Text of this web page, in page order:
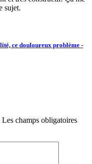
sujet.
ce douloureux problème -
Les champs obligatoires